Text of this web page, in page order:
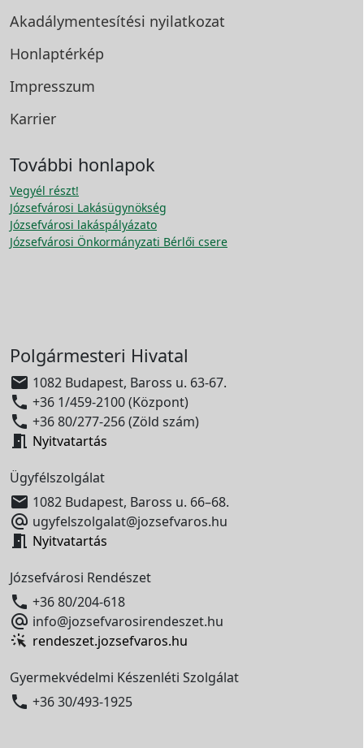
Akadálymentesítési nyilatkozat
Honlaptérkép
Impresszum
Karrier
További honlapok
Vegyél részt!
Józsefvárosi Lakásügynökség
Józsefvárosi lakáspályázato
Józsefvárosi Önkormányzati Bérlői csere
Polgármesteri Hivatal
 1082 Budapest, Baross u. 63-67.
 +36 1/459-2100 (Központ)
 +36 80/277-256 (Zöld szám)
 Nyitvatartás
Ügyfélszolgálat
 1082 Budapest, Baross u. 66–68.
 ugyfelszolgalat@jozsefvaros.hu
 Nyitvatartás
Józsefvárosi Rendészet
 +36 80/204-618
 info@jozsefvarosirendeszet.hu
rendeszet.jozsefvaros.hu
Gyermekvédelmi Készenléti Szolgálat
 +36 30/493-1925